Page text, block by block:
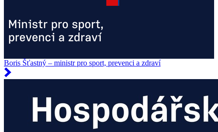
Boris Šťastný – ministr pro sport, prevenci a zdraví